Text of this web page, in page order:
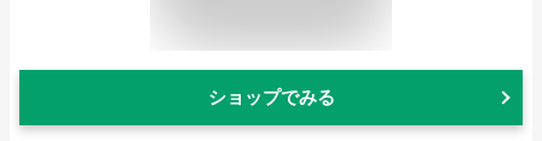
ショップでみる